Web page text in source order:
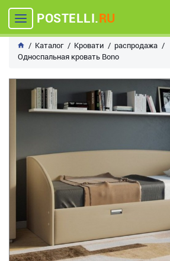
POSTELLI.RU
Каталог Кровати
распродажа
Односпальная кровать Bono